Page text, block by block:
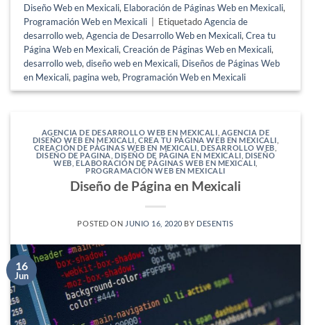
Diseño Web en Mexicali, Elaboración de Páginas Web en Mexicali,
Programación Web en Mexicali
EtiquetadoAgencia de
desarrollo web,Agencia de Desarrollo Web en Mexicali,Crea tu
Página Web en Mexicali,Creación de Páginas Web en Mexicali,
desarrollo web,diseño web en Mexicali, Diseños de Páginas Web
en Mexicali, pagina web, Programación Web en Mexicali
AGENCIA DE DESARROLLO WEB EN MEXICALI AGENCIA DE
DISEÑO WEB EN MEXICALI ,CREA TU PÁGINA WEB EN MEXICALI
CREACIÓN DE PÁGINAS WEB EN MEXICALI ,DESARROLLO WEB
DISEÑO DE PAGINA DISEÑO DE PÁGINA EN MEXICALI DISEÑO
WEB ELABORACIÓN DE PÁGINAS WEB EN MEXICALI
PROGRAMACIÓN WEB EN MEXICALI
Diseño de Página en Mexicali
POSTED ON JUNIO 16, 2020 BY DESENTIS
16
Jun